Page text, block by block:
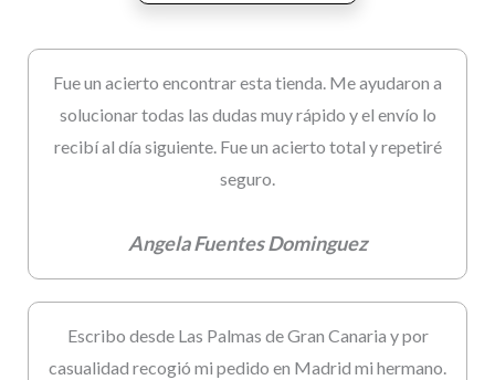
Fue un acierto encontrar esta tienda. Me ayudaron a
solucionar todas las dudas muy rápido y el envío lo
recibí al día siguiente. Fue un acierto total y repetiré
seguro.
Angela Fuentes Dominguez
Escribo desde Las Palmas de Gran Canaria y por
casualidad recogió mi pedido en Madrid mi hermano.